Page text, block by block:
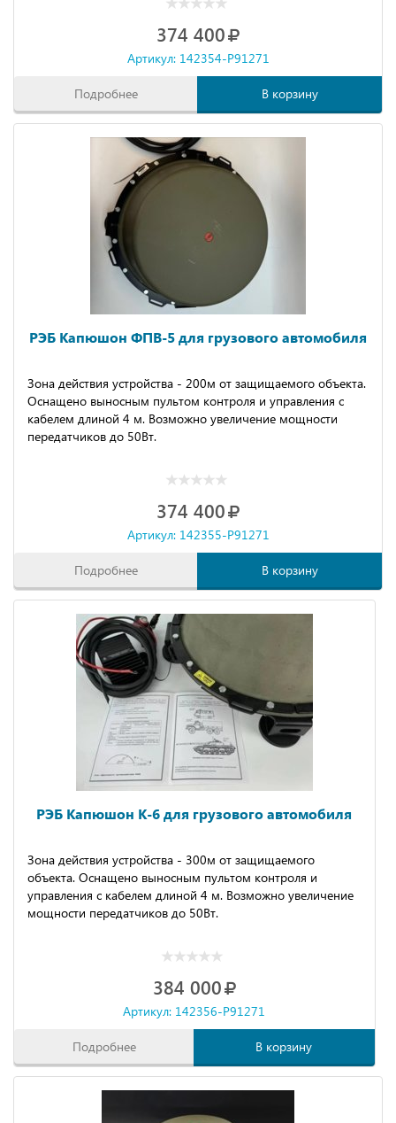
374 400
Артикул: 142354-P91271
Подробнее В корзину
РЭБ Капюшон ФПВ-5 для грузового автомобиля
Зона действия устройства - 200м от защищаемого объекта.
Оснащено выносным пультом контроля и управления с
кабелем длиной 4 м. Возможно увеличение мощности
передатчиков до 50Вт.
374 400
Артикул: 142355-P91271
Подробнее В корзину
РЭБ Капюшон К-6 для грузового автомобиля
Зона действия устройства - 300м от защищаемого
объекта. Оснащено выносным пультом контроля и
управления с кабелем длиной 4 м. Возможно увеличение
мощности передатчиков до 50Вт.
384 000
Артикул: 142356-P91271
Подробнее В корзину